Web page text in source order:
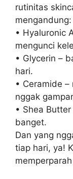
rutinitas
mengandung:
• Hyaluronic
mengunci
• Glycerin –
hari.
• Ceramide
nggak
• Shea
banget.
Dan yang
tiap hari, ya!